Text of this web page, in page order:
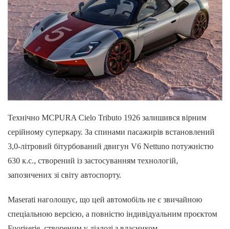
Технічно MCPURA Cielo Tributo 1926 залишився вірним
серійному суперкару. За спинами пасажирів встановлений
3,0-літровий бітурбований двигун V6 Nettuno потужністю
630 к.с., створений із застосуванням технологій,
запозичених зі світу автоспорту.
Maserati наголошує, що цей автомобіль не є звичайною
спеціальною версією, а повністю індивідуальним проєктом